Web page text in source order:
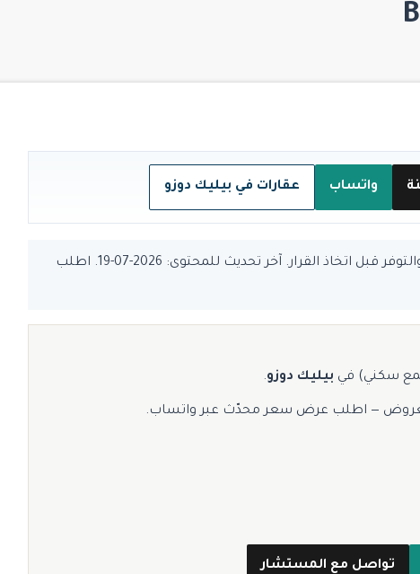
واتساب عقارات في بيليك دوزو
يُفضّل تأكيد السعر والتوفر قبل اتخاذ القرار. آخر تحديث للمحتوى: 2026-07-19. اطلب
سكني) في بيليك دوزو.
— اطلب عرض سعر محدّث عبر واتساب.
تواصل مع المستشار